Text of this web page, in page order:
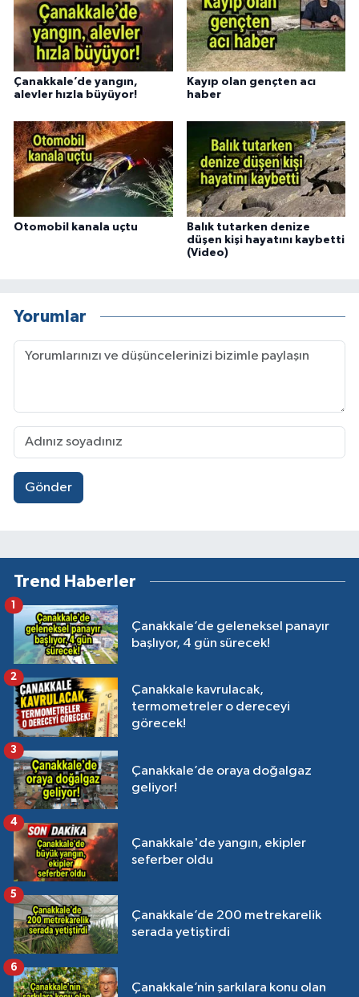
Çanakkale’de yangın,
alevler hızla büyüyor!
Kayıp olan gençten acı
haber
Otomobil kanala uçtu
Balık tutarken denize
düşen kişi hayatını kaybetti
(Video)
Yorumlar
Gönder
Trend Haberler
Çanakkale’de geleneksel panayır
başlıyor, 4 gün sürecek!
1
Çanakkale kavrulacak,
termometreler o dereceyi
görecek!
2
Çanakkale’de oraya doğalgaz
geliyor!
3
Çanakkale'de yangın, ekipler
seferber oldu
4
Çanakkale’de 200 metrekarelik
serada yetiştirdi
5
Çanakkale’nin şarkılara konu olan
6